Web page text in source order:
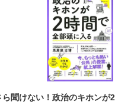
ら聞けない！政治のキホンが